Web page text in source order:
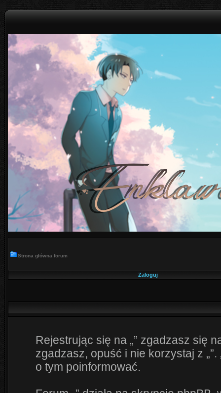
Strona główna forum
Zaloguj
Rejestrując się na „” zgadzasz się
zgadzasz, opuść i nie korzystaj z
o tym poinformować.